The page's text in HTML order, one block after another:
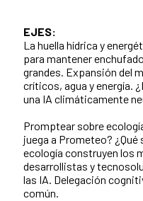
EJES:
La huella hídrica y
para mantener
grandes. Expansión del
críticos, agua y energía.
una IA climáticamente
Promptear sobre
juega a Prometeo?
ecología construyen los
desarrollistas y
las IA. Delegación
común.